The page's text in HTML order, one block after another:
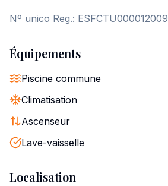
Nº unico Reg.:
Équipements
Piscine commune
Climatisation
Ascenseur
Lave-vaisselle
Localisation